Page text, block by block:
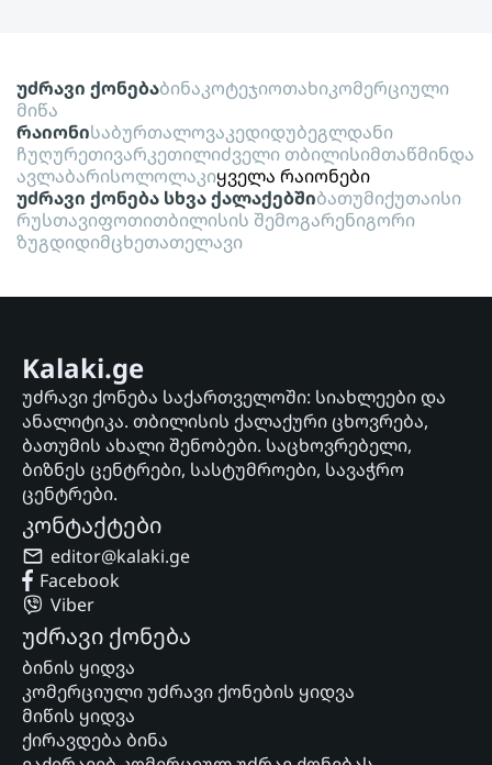
უძრავი ქონებაბინაკოტეჯიოთახიკომერციული
მიწა
რაიონისაბურთალოვაკედიდუბეგლდანი
ჩუღურეთივარკეთილიძველი თბილისიმთაწმინდა
ავლაბარისოლოლაკიყველა რაიონები
უძრავი ქონება სხვა ქალაქებშიბათუმიქუთაისი
რუსთავიფოთითბილისის შემოგარენიგორი
ზუგდიდიმცხეთათელავი
Kalaki.ge
უძრავი ქონება საქართველოში: სიახლეები და
ანალიტიკა. თბილისის ქალაქური ცხოვრება,
ბათუმის ახალი შენობები. საცხოვრებელი,
ბიზნეს ცენტრები, სასტუმროები, სავაჭრო
ცენტრები.
კონტაქტები
editor@kalaki.ge
Facebook
Viber
უძრავი ქონება
ბინის ყიდვა
კომერციული უძრავი ქონების ყიდვა
მიწის ყიდვა
ქირავდება ბინა